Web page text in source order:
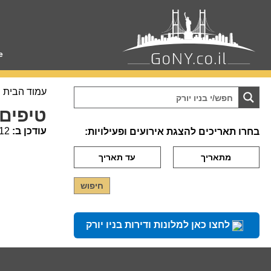
עמוד הבית
עודכן ב: בחרו תאריכים להצגת אירועים ופעילויות:
לחצו כאן למלונות ודירות בניו יורק